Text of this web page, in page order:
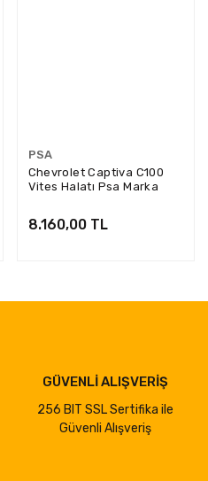
PSA
Chevrolet Captiva C100
Vites Halatı Psa Marka
8.160,00 TL
GÜVENLİ ALIŞVERİŞ
256 BIT SSL Sertifika ile
Güvenli Alışveriş